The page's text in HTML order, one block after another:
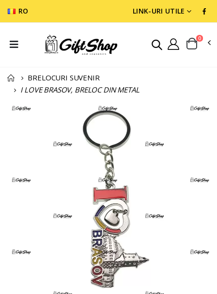
RO LINK-URI UTILE
0
BRELOCURI SUVENIR
I LOVE BRASOV, BRELOC DIN METAL